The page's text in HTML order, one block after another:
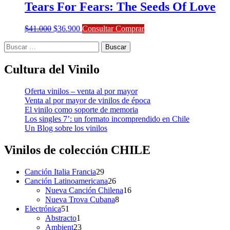
Tears For Fears: The Seeds Of Love
$41.000 El
$41.000.
$36.900El
$36.900.
Consultar Comprar
Buscar:
Cultura del Vinilo
Oferta vinilos – venta al por mayor
Venta al por mayor de vinilos de época
El vinilo como soporte de memoria
Los singles 7’: un formato incomprendido en Chile
Un Blog sobre los vinilos
Vinilos de colección CHILE
Canción Italia Francia2929
productos
Canción Latinoamericana2626
productos
Nueva Canción Chilena1616
Nueva Trova Cubana88
Electrónica51
productos
Abstracto1
producto
Ambient2323